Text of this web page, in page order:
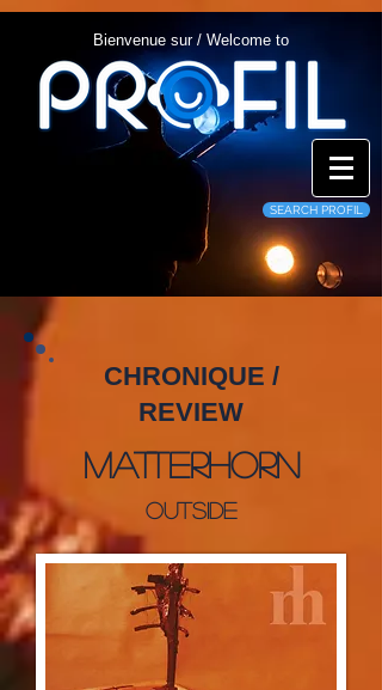
Bienvenue sur / Welcome to
SEARCH PROFIL
CHRONIQUE /
REVIEW
Matterhorn
Outside